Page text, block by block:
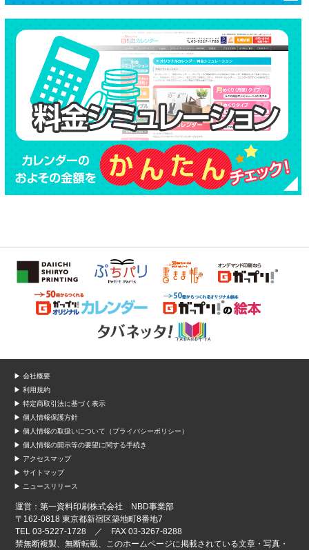
▶ 会社概要
▶ 利用規約
▶ 特定商取引法に基づく表示
▶ 個人情報保護方針
▶ 個人情報の取扱いについて（プライバシーポリシー）
▶ 個人情報の開示等の要望に関する手続き
▶ アクセスマップ
▶ サイトマップ
▶ ニュースリリース
運営：第一資料印刷株式会社 NBD事業部
〒162-0818 東京都新宿区築地町8番地7
TEL 03-5227-1728 ／ FAX 03-3267-8288
禁無断複製、無断転載、このホームページに掲載されている文章・写真・